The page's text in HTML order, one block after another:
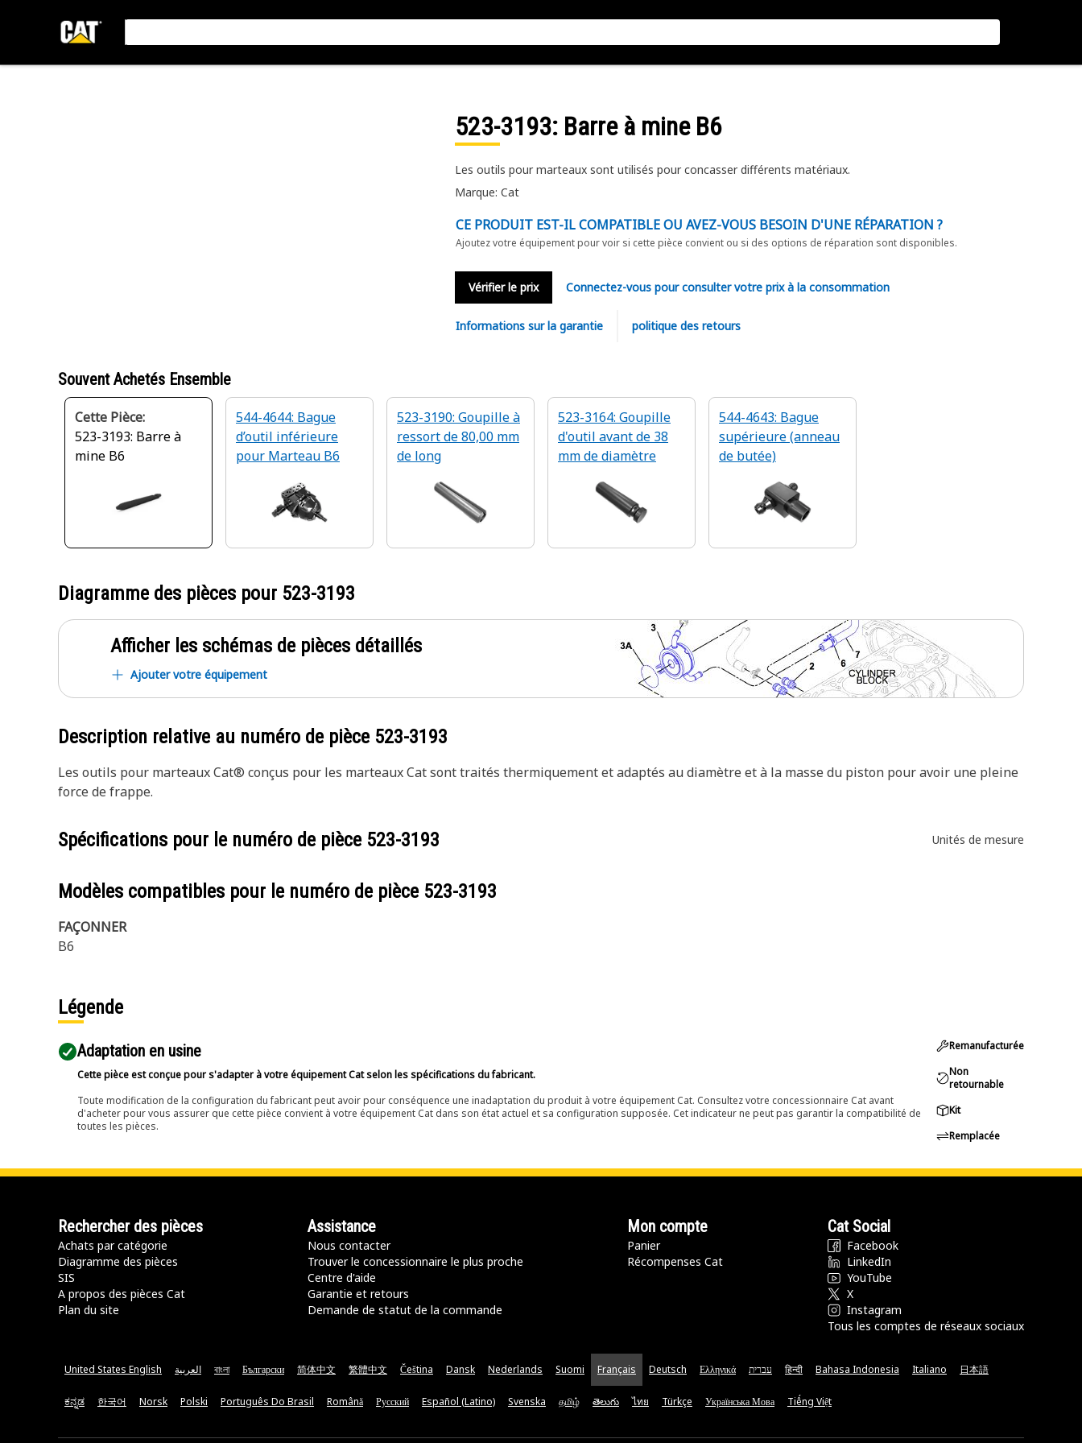
523-3193: Barre à mine B6
Les outils pour marteaux sont utilisés pour concasser différents matériaux.
Marque: Cat
CE PRODUIT EST-IL COMPATIBLE OU AVEZ-VOUS BESOIN D'UNE RÉPARATION ?
Ajoutez votre équipement pour voir si cette pièce convient ou si des options de réparation sont disponibles.
Vérifier le prix Connectez-vous pour consulter votre prix à la consommation
Informations sur la garantie politique des retours
Souvent Achetés Ensemble
Cette Pièce:
523-3193: Barre à
mine B6
544-4644: Bague
d’outil inférieure
pour Marteau B6
523-3190: Goupille à
ressort de 80,00 mm
de long
523-3164: Goupille
d'outil avant de 38
mm de diamètre
544-4643: Bague
supérieure (anneau
de butée)
Diagramme des pièces pour 523-3193
Afficher les schémas de pièces détaillés
Ajouter votre équipement
Description relative au numéro de pièce 523-3193
Les outils pour marteaux Cat® conçus pour les marteaux Cat sont traités thermiquement et adaptés au diamètre et à la masse du piston pour avoir une pleine
force de frappe.
Spécifications pour le numéro de pièce 523-3193 Unités de mesure
Modèles compatibles pour le numéro de pièce 523-3193
FAÇONNER
B6
Légende
Adaptation en usine
Cette pièce est conçue pour s'adapter à votre équipement Cat selon les spécifications du fabricant.
Toute modification de la configuration du fabricant peut avoir pour conséquence une inadaptation du produit à votre équipement Cat. Consultez votre concessionnaire Cat avant
d'acheter pour vous assurer que cette pièce convient à votre équipement Cat dans son état actuel et sa configuration supposée. Cet indicateur ne peut pas garantir la compatibilité de
toutes les pièces.
Remanufacturée
Non
retournable
Kit
Remplacée
Rechercher des pièces
Achats par catégorie
Diagramme des pièces
SIS
A propos des pièces Cat
Plan du site
Assistance
Nous contacter
Trouver le concessionnaire le plus proche
Centre d'aide
Garantie et retours
Demande de statut de la commande
Mon compte
Panier
Récompenses Cat
Cat Social
Facebook
LinkedIn
YouTube
X
Instagram
Tous les comptes de réseaux sociaux
United States English العربية বাংলা Български 简体中文 繁體中文 Čeština Dansk Nederlands Suomi Français Deutsch Ελληνικά עברית हिन्दी Bahasa Indonesia Italiano 日本語
ಕನ್ನಡ 한국어 Norsk Polski Português Do Brasil Română Русский Español (Latino) Svenska தமிழ் తెలుగు ไทย Türkçe Українська Мова Tiếng Việt